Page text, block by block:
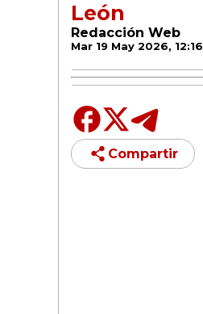
León
Redacción Web
Mar 19 May 2026, 12:16
Compartir